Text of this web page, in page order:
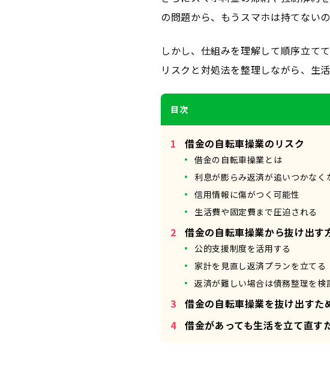
の問題から、もうスマホは持てない
しかし、仕組みを理解して順序立て
リスクと対処法を整理しながら、生
目次
借金の自転車操業のリスク
借金の自転車操業とは
利息が膨らみ返済が追いつかなく
信用情報に傷がつく可能性
生活費や固定費まで圧迫される
借金の自転車操業から抜け出す
公的支援制度を活用する
家計を見直し返済プランを立てる
返済が難しい場合は債務整理を検
借金の自転車操業を抜け出すた
借金があっても生活を立て直す